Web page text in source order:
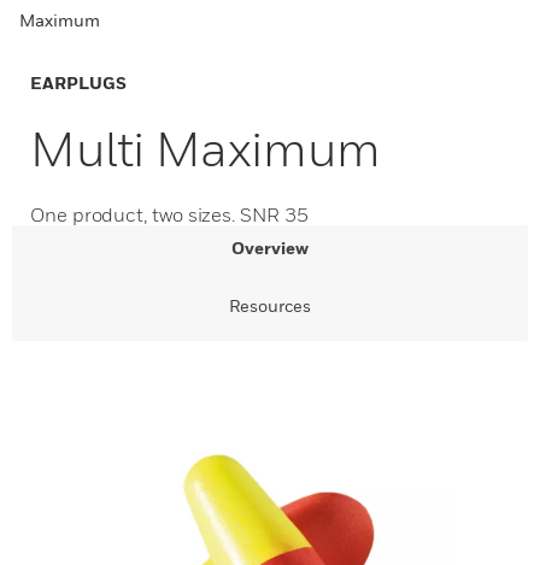
Maximum
EARPLUGS
Multi Maximum
One product, two sizes. SNR 35
Overview
Resources